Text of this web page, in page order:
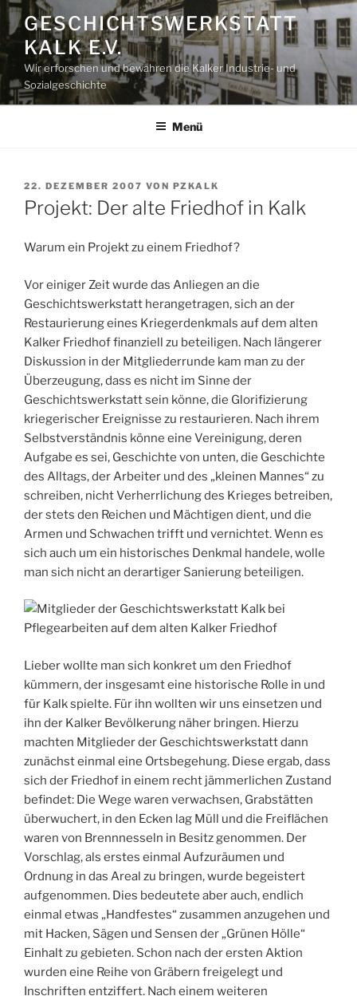
Zum
Inhalt
springen
GESCHICHTSWERKSTATT
KALK E.V.
Wir erforschen und bewahren die Kalker Industrie- und
Sozialgeschichte
Menü
VERÖFFENTLICHT
AM
22. DEZEMBER 2007 VON PZKALK
Projekt: Der alte Friedhof in Kalk
Warum ein Projekt zu einem Friedhof?
Vor einiger Zeit wurde das Anliegen an die
Geschichtswerkstatt herangetragen, sich an der
Restaurierung eines Kriegerdenkmals auf dem alten
Kalker Friedhof finanziell zu beteiligen. Nach längerer
Diskussion in der Mitgliederrunde kam man zu der
Überzeugung, dass es nicht im Sinne der
Geschichtswerkstatt sein könne, die Glorifizierung
kriegerischer Ereignisse zu restaurieren. Nach ihrem
Selbstverständnis könne eine Vereinigung, deren
Aufgabe es sei, Geschichte von unten, die Geschichte
des Alltags, der Arbeiter und des „kleinen Mannes“ zu
schreiben, nicht Verherrlichung des Krieges betreiben,
der stets den Reichen und Mächtigen dient, und die
Armen und Schwachen trifft und vernichtet. Wenn es
sich auch um ein historisches Denkmal handele, wolle
man sich nicht an derartiger Sanierung beteiligen.
Lieber wollte man sich konkret um den Friedhof
kümmern, der insgesamt eine historische Rolle in und
für Kalk spielte. Für ihn wollten wir uns einsetzen und
ihn der Kalker Bevölkerung näher bringen. Hierzu
machten Mitglieder der Geschichtswerkstatt dann
zunächst einmal eine Ortsbegehung. Diese ergab, dass
sich der Friedhof in einem recht jämmerlichen Zustand
befindet: Die Wege waren verwachsen, Grabstätten
überwuchert, in den Ecken lag Müll und die Freiflächen
waren von Brennnesseln in Besitz genommen. Der
Vorschlag, als erstes einmal Aufzuräumen und
Ordnung in das Areal zu bringen, wurde begeistert
aufgenommen. Dies bedeutete aber auch, endlich
einmal etwas „Handfestes“ zusammen anzugehen und
mit Hacken, Sägen und Sensen der „Grünen Hölle“
Einhalt zu gebieten. Schon nach der ersten Aktion
wurden eine Reihe von Gräbern freigelegt und
Inschriften entziffert. Nach einem weiteren